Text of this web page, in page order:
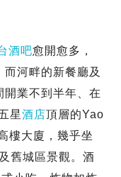
酒吧愈開愈多，
而河畔的新餐廳及
開業不到半年、在
星酒店頂層的Yao
樓大廈，幾乎坐
舊城區景觀。酒